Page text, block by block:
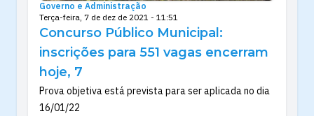
Governo e Administração
Terça-feira, 7 de dez de 2021 - 11:51
Concurso Público Municipal:
inscrições para 551 vagas encerram
hoje, 7
Prova objetiva está prevista para ser aplicada no dia
16/01/22